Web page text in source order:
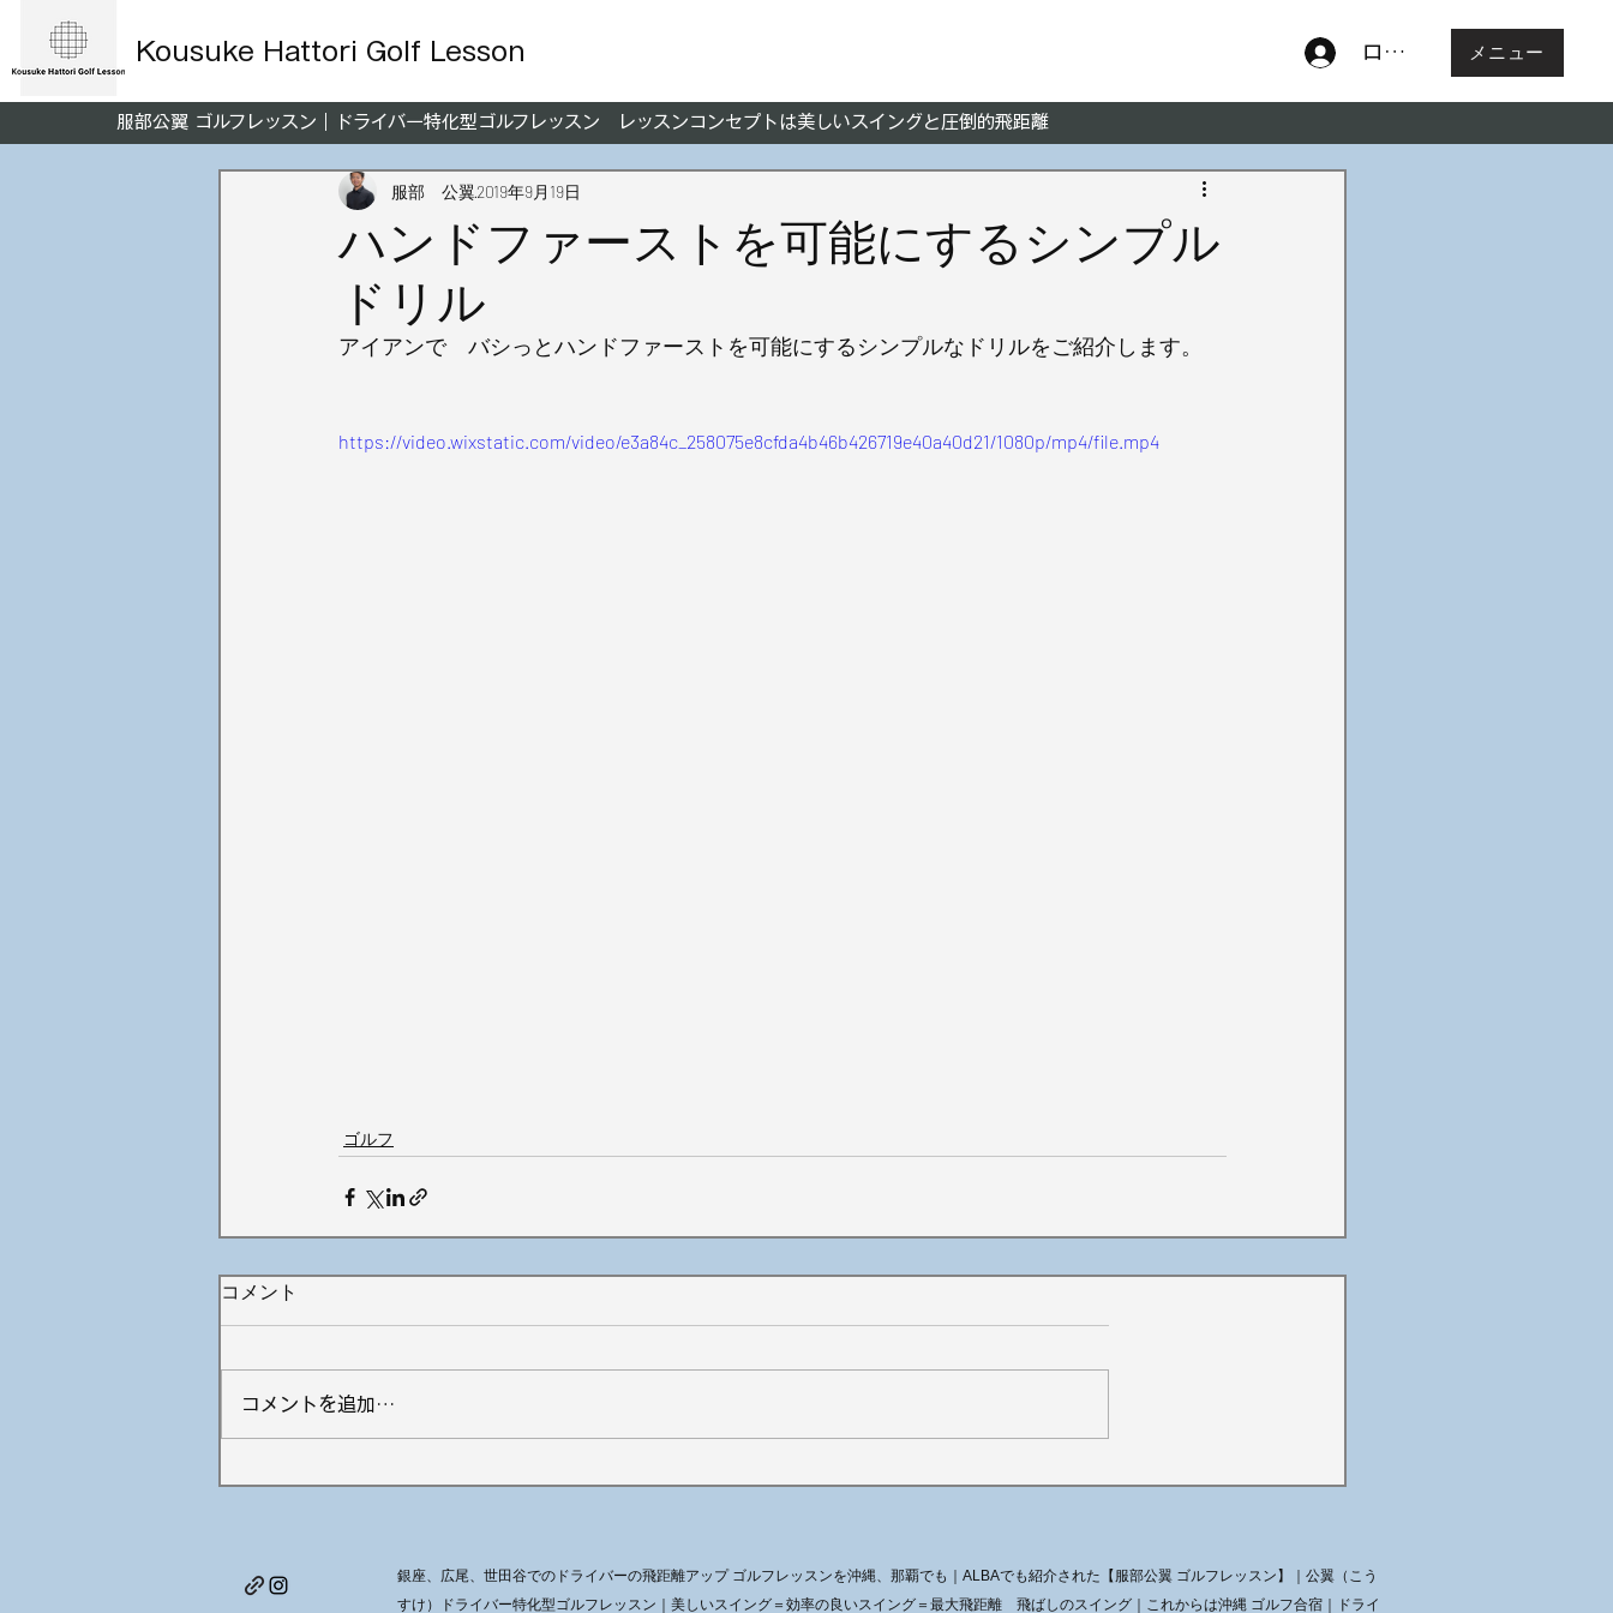
Kousuke Hattori Golf Lesson ログイン メニュー
服部公翼 ゴルフレッスン｜ドライバー特化型ゴルフレッスン レッスンコンセプトは美しいスイングと圧倒的飛距離
ハンドファーストを可能にするシンプル
ドリル
服部 公翼2019年9月19日
アイアンで　バシっとハンドファーストを可能にするシンプルなドリルをご紹介します。
https://video.wixstatic.com/video/e3a84c_258075e8cfda4b46b426719e40a40d21/1080p/mp4/file.mp4
ゴルフ
コメント
コメントを追加…
銀座、広尾、世田谷でのドライバーの飛距離アップ ゴルフレッスンを沖縄、那覇でも｜ALBAでも紹介された【服部公翼 ゴルフレッスン】｜公翼（こう
すけ）ドライバー特化型ゴルフレッスン｜美しいスイング＝効率の良いスイング＝最大飛距離 飛ばしのスイング｜これからは沖縄 ゴルフ合宿｜ドライ